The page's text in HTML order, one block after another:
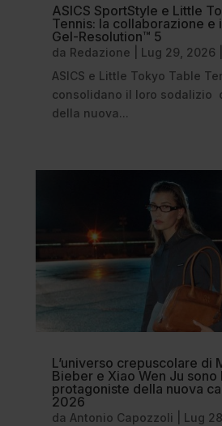
ASICS SportStyle e Little
Tennis: la collaborazione e
Gel-Resolution™ 5
da Redazione Lug 29, 2026
ASICS e Little Tokyo Table
consolidano il loro sodalizio
della nuova...
L’universo crepuscolare di
Bieber e Xiao Wen Ju sono
protagoniste della nuova
2026
da Antonio Capozzoli Lug